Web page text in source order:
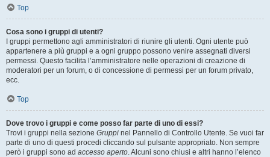
Top
Cosa sono i gruppi di utenti?
I gruppi permettono agli amministratori di riunire gli utenti. Ogni utente può
appartenere a più gruppi e a ogni gruppo possono venire assegnati diversi
permessi. Questo facilita l’amministratore nelle operazioni di creazione di
moderatori per un forum, o di concessione di permessi per un forum privato,
ecc.
Top
Dove trovo i gruppi e come posso far parte di uno di essi?
Trovi i gruppi nella sezione Gruppi nel Pannello di Controllo Utente. Se vuoi far
parte di uno di questi procedi cliccando sul pulsante appropriato. Non sempre
però i gruppi sono ad accesso aperto. Alcuni sono chiusi e altri hanno l’elenco